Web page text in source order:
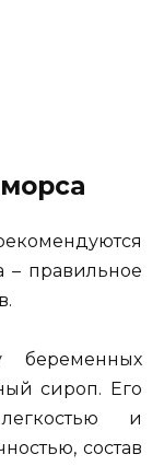
– правильное
беременных
сироп. Его
и
состав